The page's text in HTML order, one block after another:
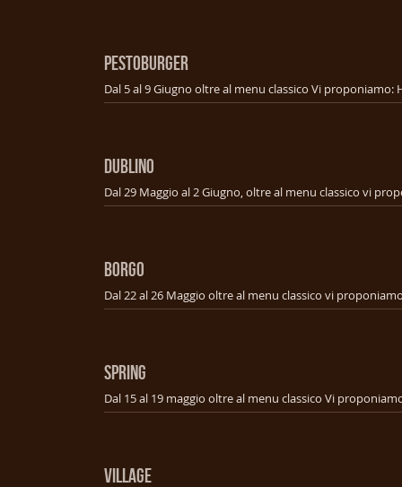
PESTOBURGER
DUBLINO
BORGO
SPRING
VILLAGE